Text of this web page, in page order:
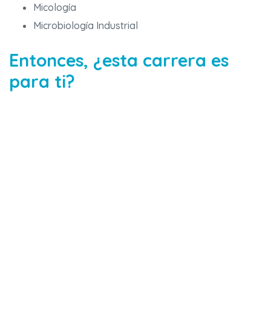
Micología
Microbiología Industrial
Entonces, ¿esta carrera es
para ti?